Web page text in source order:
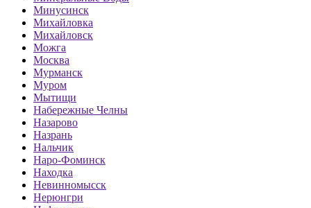
Минусинск
Михайловка
Михайловск
Можга
Москва
Мурманск
Муром
Мытищи
Набережные Челны
Назарово
Назрань
Нальчик
Наро-Фоминск
Находка
Невинномысск
Нерюнгри